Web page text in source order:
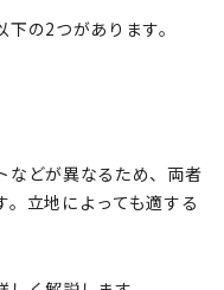
の2つがあります。
などが異なるため、両者
立地によっても適する